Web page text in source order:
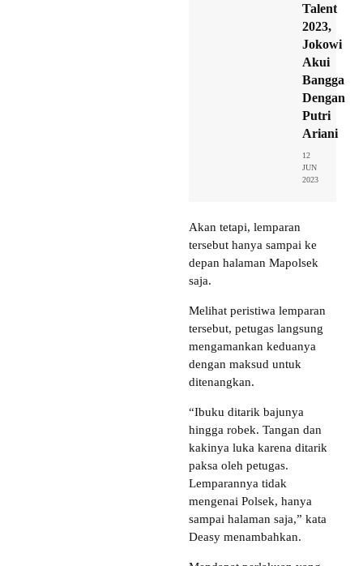
Talent
2023,
Jokowi
Akui
Bangga
Dengan
Putri
Ariani
12
JUN
2023
Akan tetapi, lemparan
tersebut hanya sampai ke
depan halaman Mapolsek
saja.
Melihat peristiwa lemparan
tersebut, petugas langsung
mengamankan keduanya
dengan maksud untuk
ditenangkan.
“Ibuku ditarik bajunya
hingga robek. Tangan dan
kakinya luka karena ditarik
paksa oleh petugas.
Lemparannya tidak
mengenai Polsek, hanya
sampai halaman saja,” kata
Deasy menambahkan.